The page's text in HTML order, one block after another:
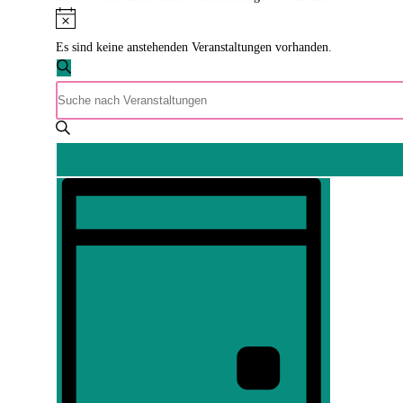
8.
August
2026
Hinweis
Es sind keine anstehenden Veranstaltungen vorhanden.
Veranstaltungen
Suche
und
Ansichten,
Suche
eingeben.
nach
Schlüsselwort.
Veranstaltung
Navigation